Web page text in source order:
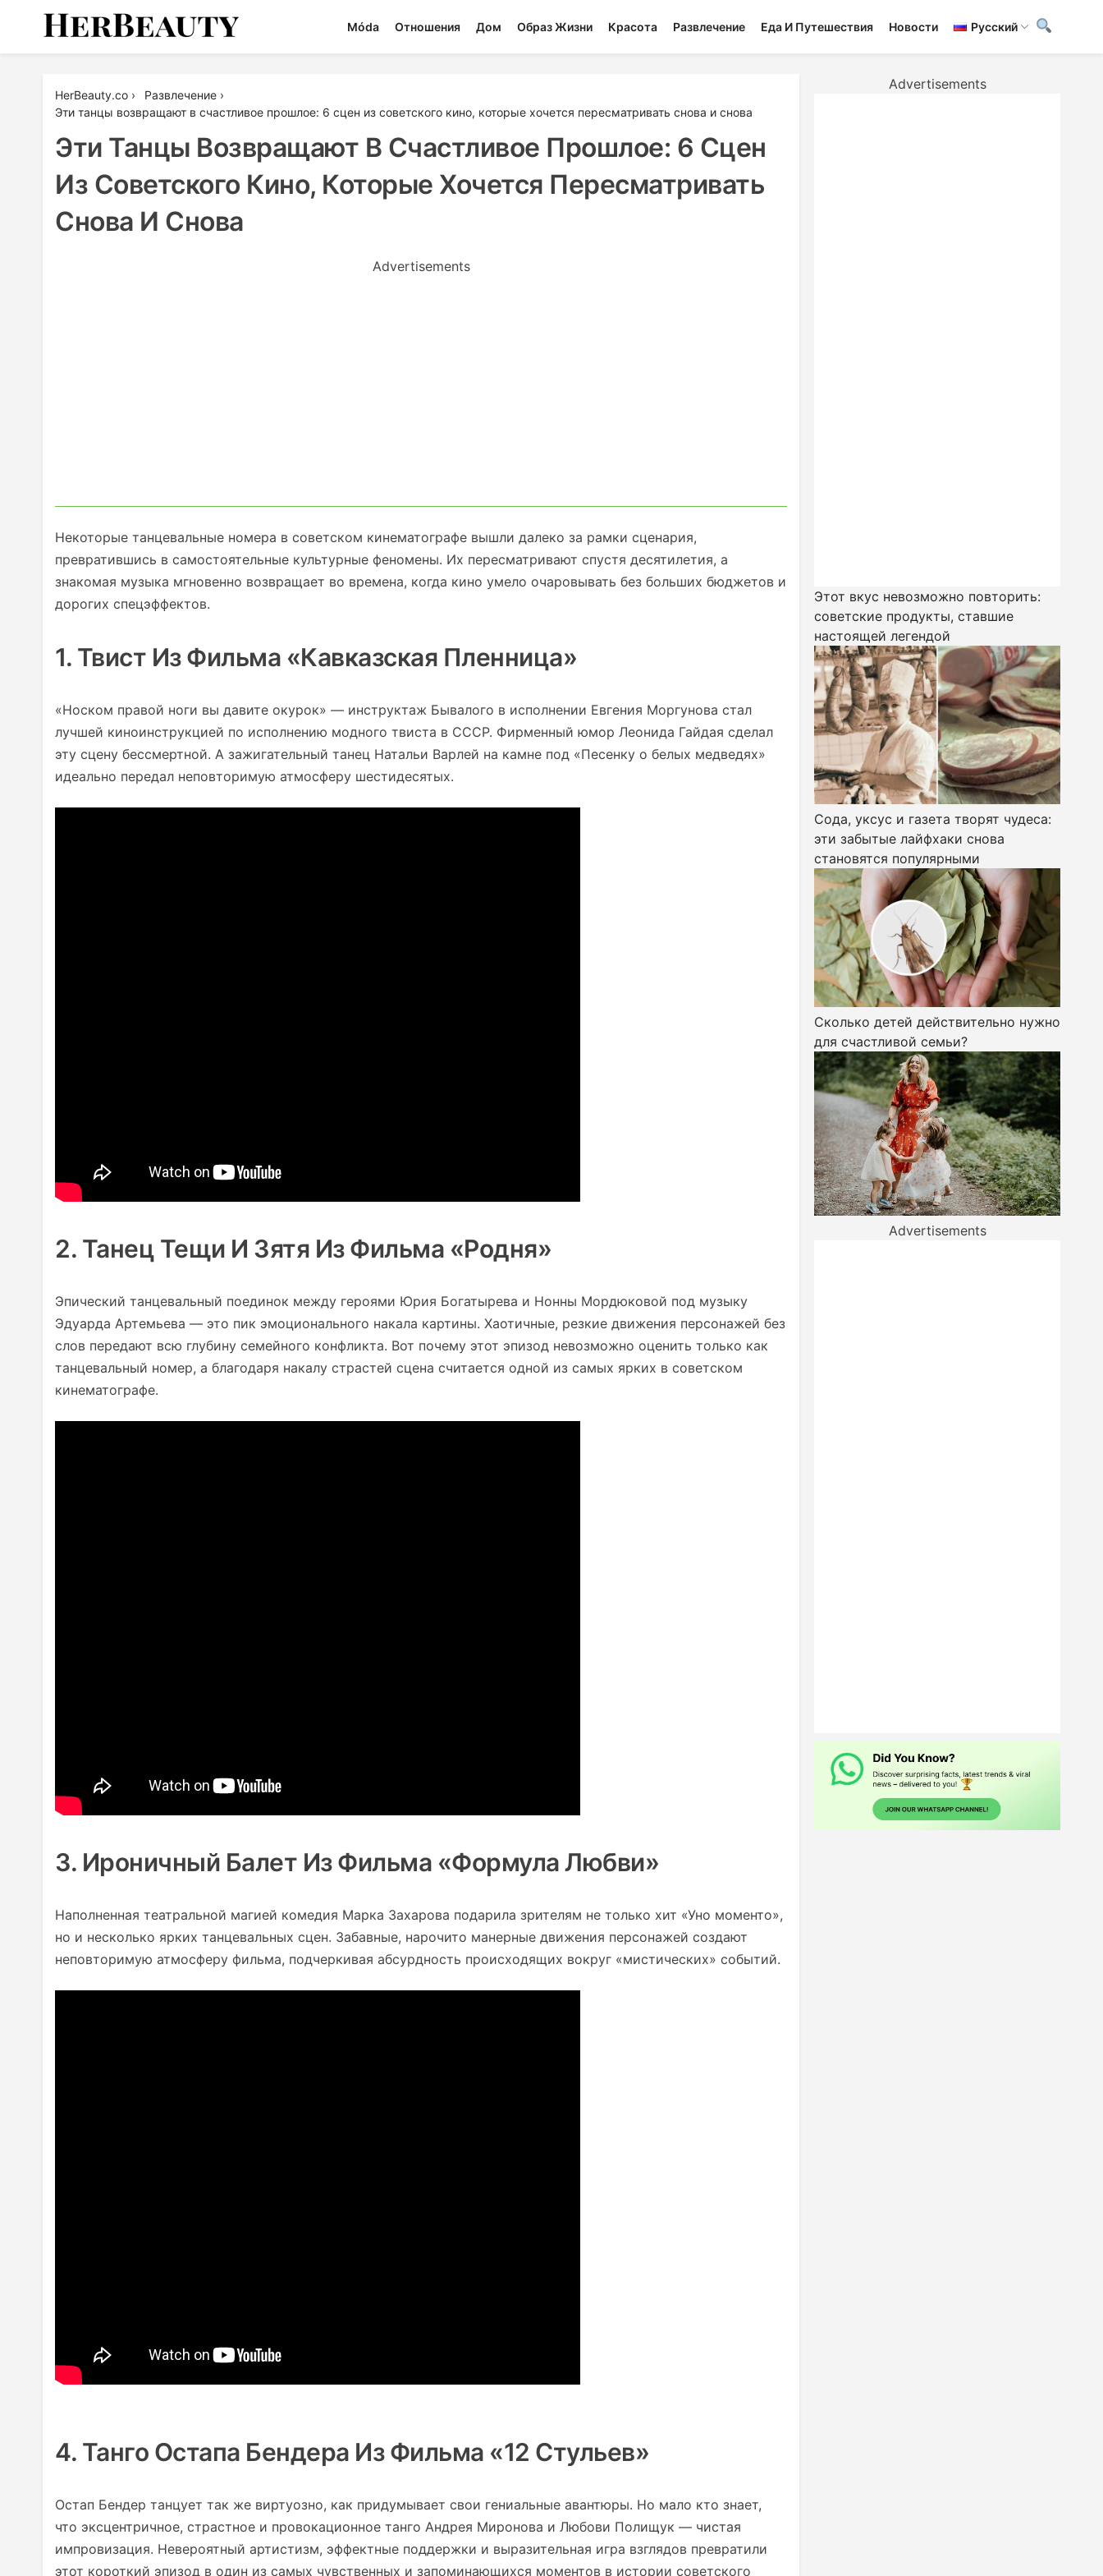
Móda Отношения Дом Образ Жизни Красота Развлечение Еда И Путешествия Новости Русский
HerBeauty.co › Развлечение ›
Эти танцы возвращают в счастливое прошлое: 6 сцен из советского кино, которые хочется пересматривать снова и снова
Эти Танцы Возвращают В Счастливое Прошлое: 6 Сцен
Из Советского Кино, Которые Хочется Пересматривать
Снова И Снова
Advertisements
Некоторые танцевальные номера в советском кинематографе вышли далеко за рамки сценария,
превратившись в самостоятельные культурные феномены. Их пересматривают спустя десятилетия, а
знакомая музыка мгновенно возвращает во времена, когда кино умело очаровывать без больших бюджетов и
дорогих спецэффектов.
1. Твист Из Фильма «Кавказская Пленница»
«Носком правой ноги вы давите окурок» — инструктаж Бывалого в исполнении Евгения Моргунова стал
лучшей киноинструкцией по исполнению модного твиста в СССР. Фирменный юмор Леонида Гайдая сделал
эту сцену бессмертной. А зажигательный танец Натальи Варлей на камне под «Песенку о белых медведях»
идеально передал неповторимую атмосферу шестидесятых.
2. Танец Тещи И Зятя Из Фильма «Родня»
Эпический танцевальный поединок между героями Юрия Богатырева и Нонны Мордюковой под музыку
Эдуарда Артемьева — это пик эмоционального накала картины. Хаотичные, резкие движения персонажей без
слов передают всю глубину семейного конфликта. Вот почему этот эпизод невозможно оценить только как
танцевальный номер, а благодаря накалу страстей сцена считается одной из самых ярких в советском
кинематографе.
3. Ироничный Балет Из Фильма «Формула Любви»
Наполненная театральной магией комедия Марка Захарова подарила зрителям не только хит «Уно моменто»,
но и несколько ярких танцевальных сцен. Забавные, нарочито манерные движения персонажей создают
неповторимую атмосферу фильма, подчеркивая абсурдность происходящих вокруг «мистических» событий.
4. Танго Остапа Бендера Из Фильма «12 Стульев»
Остап Бендер танцует так же виртуозно, как придумывает свои гениальные авантюры. Но мало кто знает,
что эксцентричное, страстное и провокационное танго Андрея Миронова и Любови Полищук — чистая
импровизация. Невероятный артистизм, эффектные поддержки и выразительная игра взглядов превратили
этот короткий эпизод в один из самых чувственных и запоминающихся моментов в истории советского
Advertisements
Этот вкус невозможно повторить:
советские продукты, ставшие
настоящей легендой
Сода, уксус и газета творят чудеса:
эти забытые лайфхаки снова
становятся популярными
Сколько детей действительно нужно
для счастливой семьи?
Advertisements